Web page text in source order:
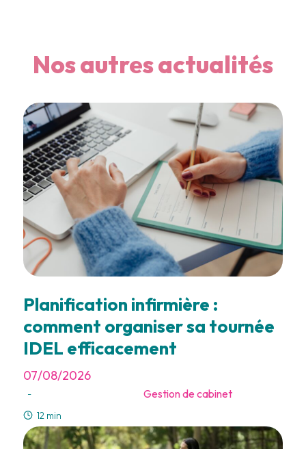
Nos autres actualités
Planification infirmière :
comment organiser sa tournée
IDEL efficacement
07/08/2026
- Gestion de cabinet
12 min